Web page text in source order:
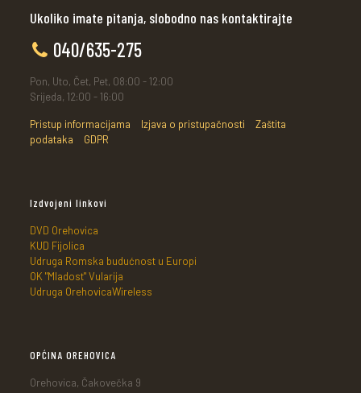
Ukoliko imate pitanja, slobodno nas kontaktirajte
040/635-275
Pon, Uto, Čet, Pet, 08:00 - 12:00
Srijeda, 12:00 - 16:00
Pristup informacijama Izjava o pristupačnosti
Zaštita
podataka
GDPR
Izdvojeni linkovi
DVD Orehovica
KUD Fijolica
Udruga Romska budućnost u Europi
OK "Mladost" Vularija
Udruga OrehovicaWireless
OPĆINA OREHOVICA
Orehovica, Čakovečka 9